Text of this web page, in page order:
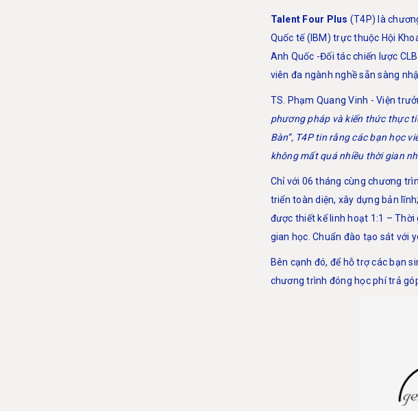
Talent Four Plus (T4P) là
Quốc tế (IBM) trực thuộc Hội
Anh Quốc -Đối tác chiến lược
viên đa ngành nghề sẵn sàng
TS. Phạm Quang Vinh - Viện
phương pháp và kiến thức thực
Bàn”, T4P tin rằng các bạn học
không mất quá nhiều thời gian
Chỉ với 06 tháng cùng chương
triển toàn diện, xây dựng bản
được thiết kế linh hoạt 1:1 –
gian học. Chuẩn đào tạo sát với
Bên cạnh đó, để hỗ trợ các bạn
chương trình đóng học phí trả